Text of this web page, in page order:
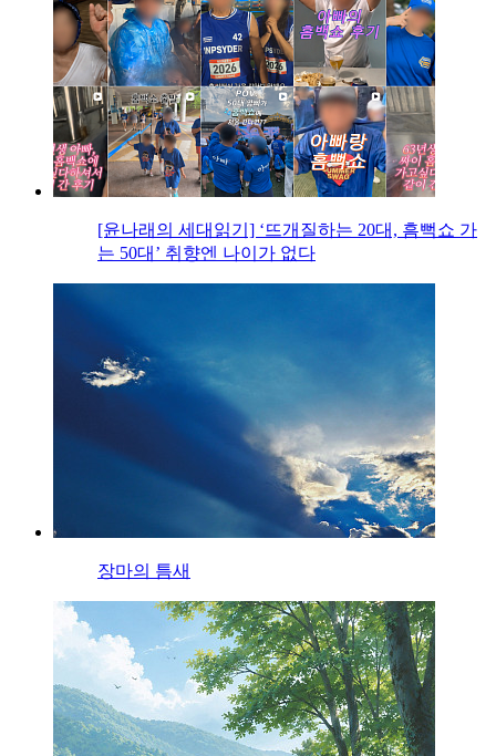
[윤나래의 세대읽기] ‘뜨개질하는 20대, 흠뻑쇼 가
는 50대’ 취향엔 나이가 없다
장마의 틈새